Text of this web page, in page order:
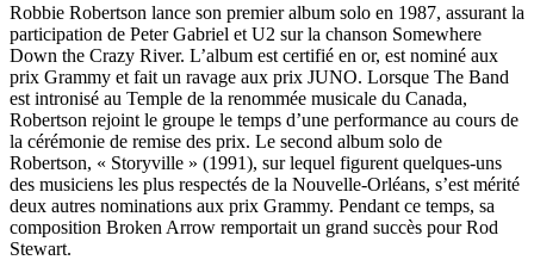
Robbie Robertson lance son premier album solo en 1987, assurant la
participation de Peter Gabriel et U2 sur la chanson Somewhere
Down the Crazy River. L’album est certifié en or, est nominé aux
prix Grammy et fait un ravage aux prix JUNO. Lorsque The Band
est intronisé au Temple de la renommée musicale du Canada,
Robertson rejoint le groupe le temps d’une performance au cours de
la cérémonie de remise des prix. Le second album solo de
Robertson, « Storyville » (1991), sur lequel figurent quelques-uns
des musiciens les plus respectés de la Nouvelle-Orléans, s’est mérité
deux autres nominations aux prix Grammy. Pendant ce temps, sa
composition Broken Arrow remportait un grand succès pour Rod
Stewart.